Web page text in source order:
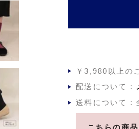
￥3,980以上の
配送について：
送料について：